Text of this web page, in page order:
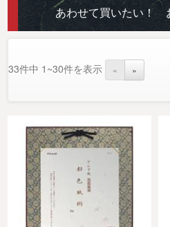
あわせて買いたい！
33件中 1~30件を表示 « »